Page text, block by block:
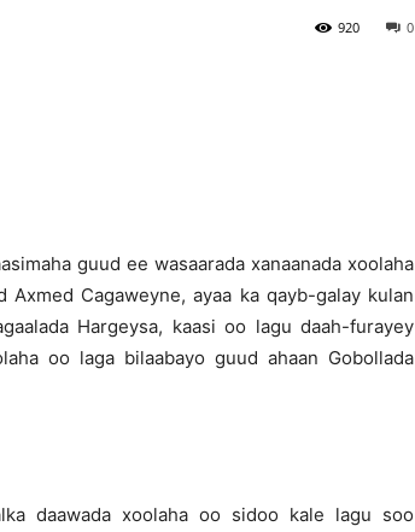
0
920
guud ee wasaarada xanaanada xoolaha
Axmed Cagaweyne, ayaa ka qayb-galay kulan
Hargeysa, kaasi oo lagu daah-furayey
oo laga bilaabayo guud ahaan Gobollada
daawada xoolaha oo sidoo kale lagu soo